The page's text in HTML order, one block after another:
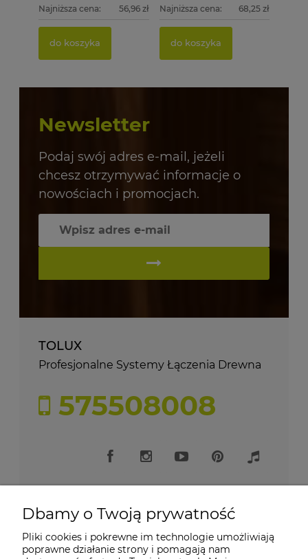
Najniższa cena: 56,96 zł
do koszyka
Najniższa cena: 68,25 zł
do koszyka
Newsletter
Podaj swój adres e-mail, jeżeli
chcesz otrzymywać informacje o
nowościach i promocjach.
TOLUX
Profesjonalne Systemy Łączenia Drewna
575508008
Moje konto
Dbamy o Twoją prywatność
Pliki cookies i pokrewne im technologie umożliwiają
poprawne działanie strony i pomagają nam